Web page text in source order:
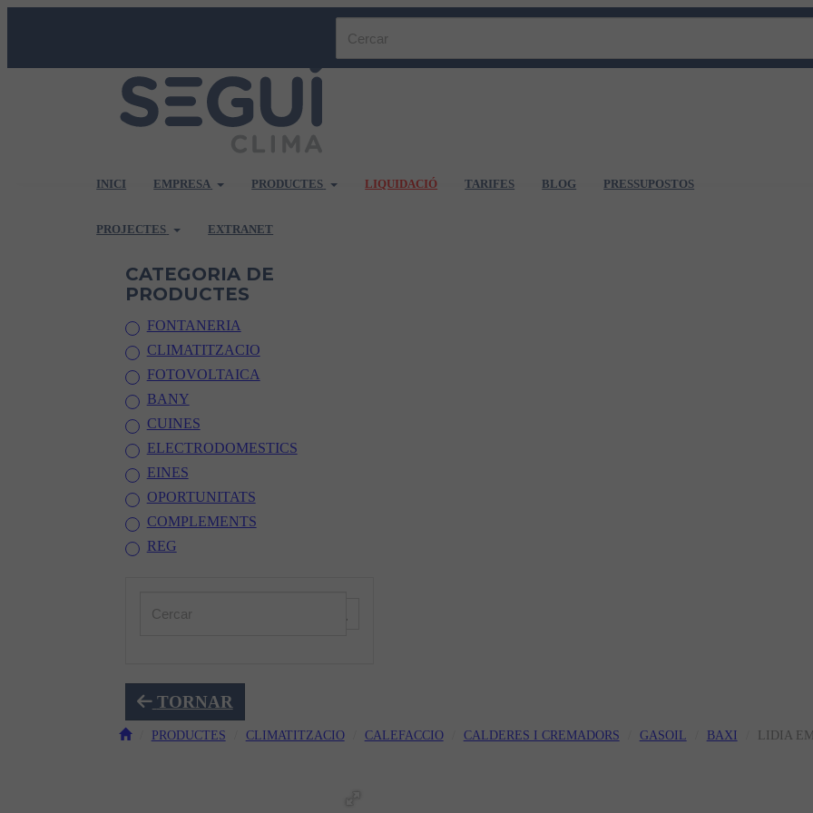
INICI EMPRESA PRODUCTES LIQUIDACIÓ TARIFES BLOG PRESSUPOSTOS
PROJECTES EXTRANET
CATEGORIA DE
PRODUCTES
FONTANERIA
CLIMATITZACIO
FOTOVOLTAICA
BANY
CUINES
ELECTRODOMESTICS
EINES
OPORTUNITATS
COMPLEMENTS
REG
PRODUCTES CLIMATITZACIO CALEFACCIO CALDERES I CREMADORS GASOIL BAXI LIDIA
TORNAR